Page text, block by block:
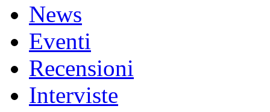
News
Eventi
Recensioni
Interviste